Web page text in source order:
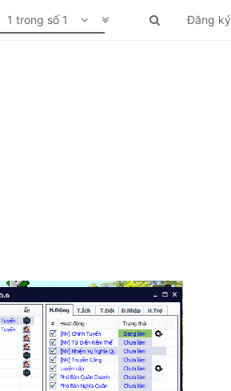
Đăng ký
1 trong số 1